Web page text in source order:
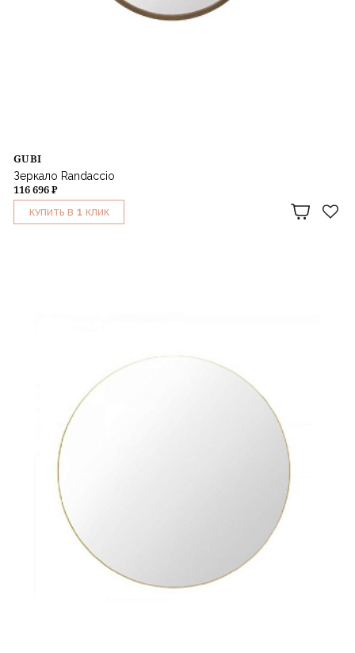
GUBI
Зеркало Randaccio
116 696 ₽
КУПИТЬ В 1 КЛИК